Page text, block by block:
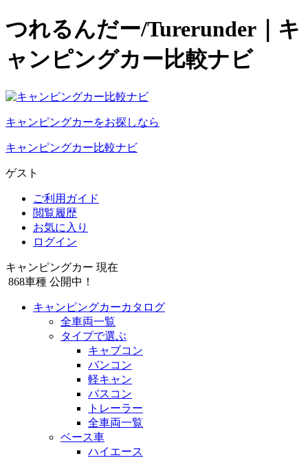
つれるんだー/Turerunder｜キ
ャンピングカー比較ナビ
キャンピングカーをお探しなら
キャンピングカー比較ナビ
ゲスト
ご利用ガイド
閲覧履歴
お気に入り
ログイン
キャンピングカー 現在
868車種 公開中！
キャンピングカーカタログ
全車両一覧
タイプで選ぶ
キャブコン
バンコン
軽キャン
バスコン
トレーラー
全車両一覧
ベース車
ハイエース